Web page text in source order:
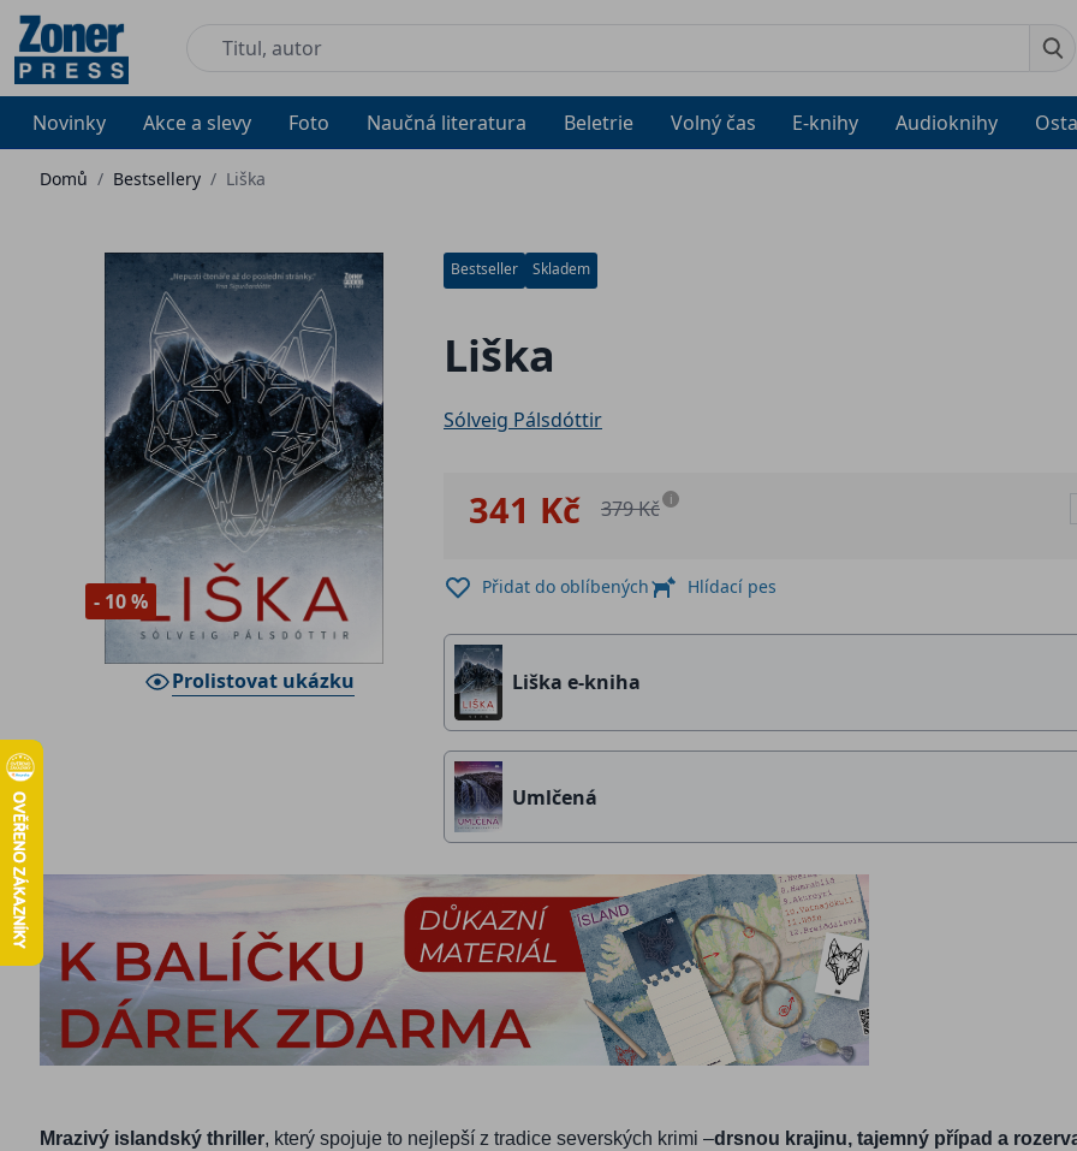
Novinky Akce a slevy Foto Naučná literatura Beletrie Volný čas E-knihy Audioknihy
Domů / Bestsellery / Liška
- 10 %
Prolistovat ukázku
Bestseller Skladem
Liška
Sólveig Pálsdóttir
341 Kč 379 Kč i
Přidat do oblíbených Hlídací pes
Liška e-kniha
Umlčená
Mrazivý islandský thriller, který spojuje to nejlepší z tradice severských krimi –drsnou krajinu, tajemný případ a